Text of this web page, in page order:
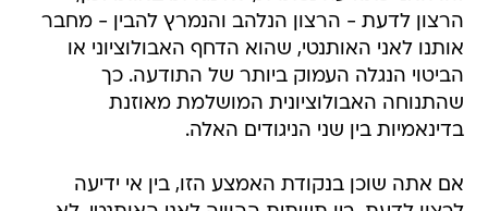
הרצון לדעת - הרצון הנלהב והנמרץ להבין - מחבר
אותנו לאני האותנטי, שהוא הדחף האבולוציוני או
הביטוי הנגלה העמוק ביותר של התודעה. כך
שהתנוחה האבולוציונית המושלמת מאוזנת
בדינאמיות בין שני הניגודים האלה.
אם אתה שוכן בנקודת האמצע הזו, בין אי ידיעה